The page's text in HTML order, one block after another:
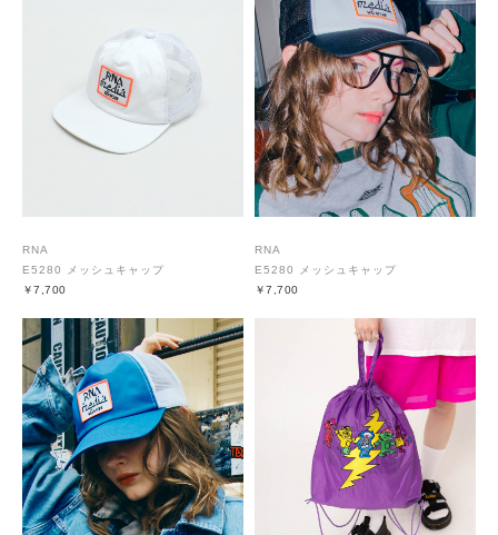
RNA
E5280 メッシュキャップ
￥7,700
RNA
E5280 メッシュキャップ
￥7,700